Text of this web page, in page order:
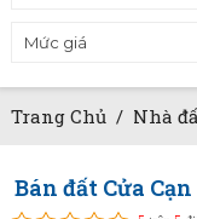
Mức giá
Trang Chủ/ Nhà
Bán đất Cửa